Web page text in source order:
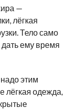
—
лёгкая
Тело само
дать ему время
этим
лёгкая одежда,